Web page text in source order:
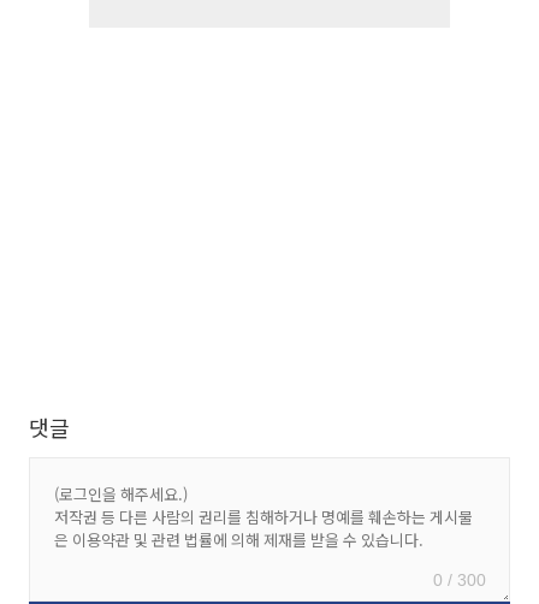
댓글
0 / 300